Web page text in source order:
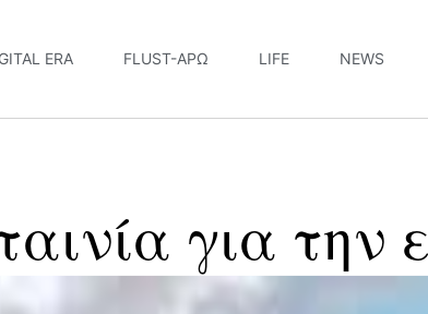
ERA FLUST-ΆΡΩ LIFE NEWS
για την